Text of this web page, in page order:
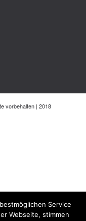
vorbehalten | 2018
Service
Webseite, stimmen